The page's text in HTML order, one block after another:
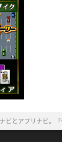
ビとアプリナビ。